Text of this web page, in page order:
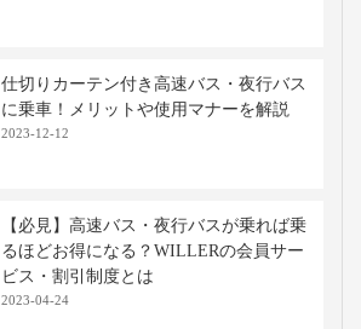
仕切りカーテン付き高速バス・夜行バス
に乗車！メリットや使用マナーを解説
2023-12-12
【必見】高速バス・夜行バスが乗れば乗
るほどお得になる？WILLERの会員サー
ビス・割引制度とは
2023-04-24